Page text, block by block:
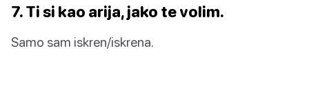
7. Ti si kao arija, jako te volim.
Samo sam iskren/iskrena.